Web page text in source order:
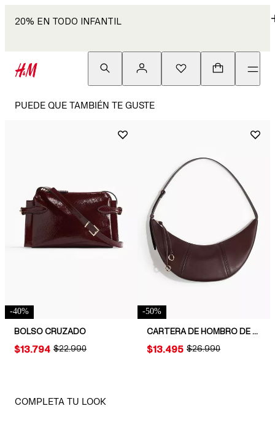
20% EN TODO INFANTIL
PUEDE QUE TAMBIÉN TE GUSTE
-40%
BOLSO CRUZADO
ORIGINAL PRICE:
$22.990
PRICE:
$13.794
-50%
CARTERA DE HOMBRO DE DISEÑO CURVO
ORIGINAL PRICE:
$26.990
PRICE:
$13.495
COMPLETA TU LOOK